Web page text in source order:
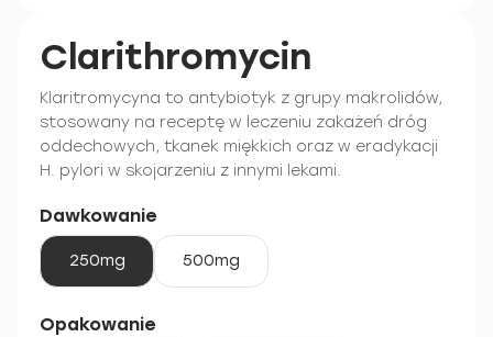
Clarithromycin
Klaritromycyna to antybiotyk z grupy makrolidów,
stosowany na receptę w leczeniu zakażeń dróg
oddechowych, tkanek miękkich oraz w eradykacji
H. pylori w skojarzeniu z innymi lekami.
Dawkowanie
250mg 500mg
Opakowanie